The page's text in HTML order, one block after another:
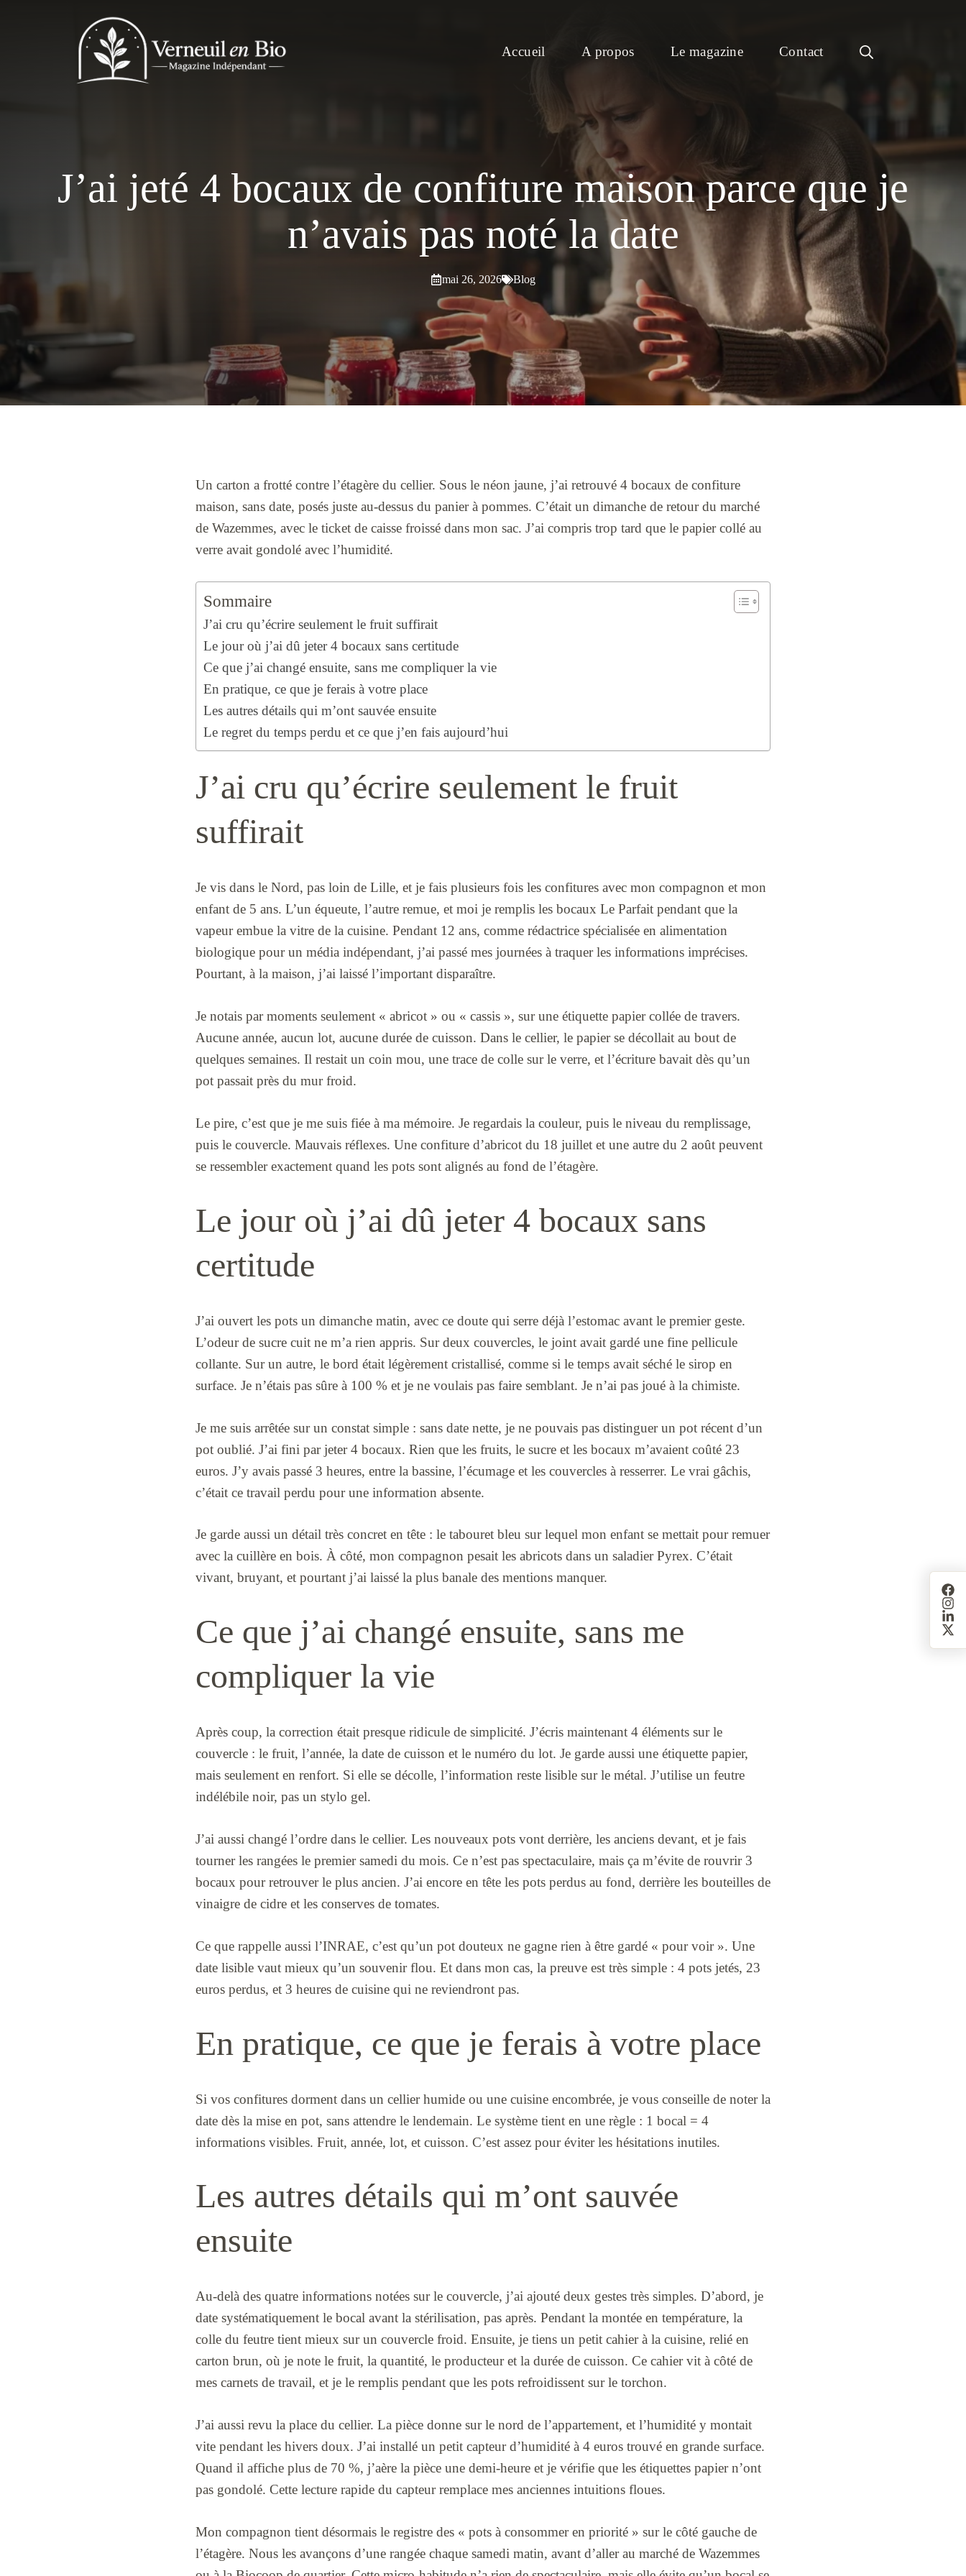
Accueil A propos Le magazine Contact
J’ai jeté 4 bocaux de confiture maison parce que je
n’avais pas noté la date
mai 26, 2026 Blog
Un carton a frotté contre l’étagère du cellier. Sous le néon jaune, j’ai retrouvé 4 bocaux de confiture
maison, sans date, posés juste au-dessus du panier à pommes. C’était un dimanche de retour du marché
de Wazemmes, avec le ticket de caisse froissé dans mon sac. J’ai compris trop tard que le papier collé au
verre avait gondolé avec l’humidité.
Sommaire
J’ai cru qu’écrire seulement le fruit suffirait
Le jour où j’ai dû jeter 4 bocaux sans certitude
Ce que j’ai changé ensuite, sans me compliquer la vie
En pratique, ce que je ferais à votre place
Les autres détails qui m’ont sauvée ensuite
Le regret du temps perdu et ce que j’en fais aujourd’hui
J’ai cru qu’écrire seulement le fruit
suffirait
Je vis dans le Nord, pas loin de Lille, et je fais plusieurs fois les confitures avec mon compagnon et mon
enfant de 5 ans. L’un équeute, l’autre remue, et moi je remplis les bocaux Le Parfait pendant que la
vapeur embue la vitre de la cuisine. Pendant 12 ans, comme rédactrice spécialisée en alimentation
biologique pour un média indépendant, j’ai passé mes journées à traquer les informations imprécises.
Pourtant, à la maison, j’ai laissé l’important disparaître.
Je notais par moments seulement « abricot » ou « cassis », sur une étiquette papier collée de travers.
Aucune année, aucun lot, aucune durée de cuisson. Dans le cellier, le papier se décollait au bout de
quelques semaines. Il restait un coin mou, une trace de colle sur le verre, et l’écriture bavait dès qu’un
pot passait près du mur froid.
Le pire, c’est que je me suis fiée à ma mémoire. Je regardais la couleur, puis le niveau du remplissage,
puis le couvercle. Mauvais réflexes. Une confiture d’abricot du 18 juillet et une autre du 2 août peuvent
se ressembler exactement quand les pots sont alignés au fond de l’étagère.
Le jour où j’ai dû jeter 4 bocaux sans
certitude
J’ai ouvert les pots un dimanche matin, avec ce doute qui serre déjà l’estomac avant le premier geste.
L’odeur de sucre cuit ne m’a rien appris. Sur deux couvercles, le joint avait gardé une fine pellicule
collante. Sur un autre, le bord était légèrement cristallisé, comme si le temps avait séché le sirop en
surface. Je n’étais pas sûre à 100 % et je ne voulais pas faire semblant. Je n’ai pas joué à la chimiste.
Je me suis arrêtée sur un constat simple : sans date nette, je ne pouvais pas distinguer un pot récent d’un
pot oublié. J’ai fini par jeter 4 bocaux. Rien que les fruits, le sucre et les bocaux m’avaient coûté 23
euros. J’y avais passé 3 heures, entre la bassine, l’écumage et les couvercles à resserrer. Le vrai gâchis,
c’était ce travail perdu pour une information absente.
Je garde aussi un détail très concret en tête : le tabouret bleu sur lequel mon enfant se mettait pour remuer
avec la cuillère en bois. À côté, mon compagnon pesait les abricots dans un saladier Pyrex. C’était
vivant, bruyant, et pourtant j’ai laissé la plus banale des mentions manquer.
Ce que j’ai changé ensuite, sans me
compliquer la vie
Après coup, la correction était presque ridicule de simplicité. J’écris maintenant 4 éléments sur le
couvercle : le fruit, l’année, la date de cuisson et le numéro du lot. Je garde aussi une étiquette papier,
mais seulement en renfort. Si elle se décolle, l’information reste lisible sur le métal. J’utilise un feutre
indélébile noir, pas un stylo gel.
J’ai aussi changé l’ordre dans le cellier. Les nouveaux pots vont derrière, les anciens devant, et je fais
tourner les rangées le premier samedi du mois. Ce n’est pas spectaculaire, mais ça m’évite de rouvrir 3
bocaux pour retrouver le plus ancien. J’ai encore en tête les pots perdus au fond, derrière les bouteilles de
vinaigre de cidre et les conserves de tomates.
Ce que rappelle aussi l’INRAE, c’est qu’un pot douteux ne gagne rien à être gardé « pour voir ». Une
date lisible vaut mieux qu’un souvenir flou. Et dans mon cas, la preuve est très simple : 4 pots jetés, 23
euros perdus, et 3 heures de cuisine qui ne reviendront pas.
En pratique, ce que je ferais à votre place
Si vos confitures dorment dans un cellier humide ou une cuisine encombrée, je vous conseille de noter la
date dès la mise en pot, sans attendre le lendemain. Le système tient en une règle : 1 bocal = 4
informations visibles. Fruit, année, lot, et cuisson. C’est assez pour éviter les hésitations inutiles.
Les autres détails qui m’ont sauvée
ensuite
Au-delà des quatre informations notées sur le couvercle, j’ai ajouté deux gestes très simples. D’abord, je
date systématiquement le bocal avant la stérilisation, pas après. Pendant la montée en température, la
colle du feutre tient mieux sur un couvercle froid. Ensuite, je tiens un petit cahier à la cuisine, relié en
carton brun, où je note le fruit, la quantité, le producteur et la durée de cuisson. Ce cahier vit à côté de
mes carnets de travail, et je le remplis pendant que les pots refroidissent sur le torchon.
J’ai aussi revu la place du cellier. La pièce donne sur le nord de l’appartement, et l’humidité y montait
vite pendant les hivers doux. J’ai installé un petit capteur d’humidité à 4 euros trouvé en grande surface.
Quand il affiche plus de 70 %, j’aère la pièce une demi-heure et je vérifie que les étiquettes papier n’ont
pas gondolé. Cette lecture rapide du capteur remplace mes anciennes intuitions floues.
Mon compagnon tient désormais le registre des « pots à consommer en priorité » sur le côté gauche de
l’étagère. Nous les avançons d’une rangée chaque samedi matin, avant d’aller au marché de Wazemmes